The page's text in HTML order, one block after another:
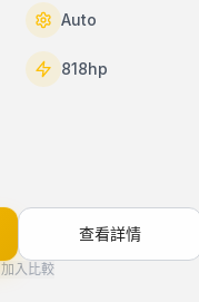
Auto
818hp
查看詳情
加入比較